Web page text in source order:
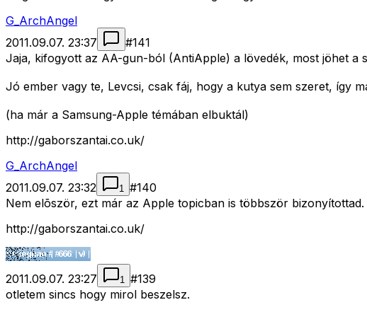
G_ArchAngel
2011.09.07. 23:37
#141
Jaja, kifogyott az AA-gun-ból (AntiApple) a lövedék, most jöhet a
Jó ember vagy te, Levcsi, csak fáj, hogy a kutya sem szeret, így
(ha már a Samsung-Apple témában elbuktál)
http://gaborszantai.co.uk/
G_ArchAngel
2011.09.07. 23:32
1 #140
Nem elõször, ezt már az Apple topicban is többször
http://gaborszantai.co.uk/
2011.09.07. 23:27 1 #139
otletem sincs hogy mirol beszelsz.